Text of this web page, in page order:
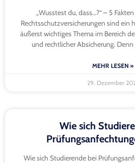
„Wusstest du, dass…?“ – 5
Rechtsschutzversicherungen sind ein
äußerst wichtiges Thema im Bereich
und rechtlicher Absicherung.
MEHR LESEN »
29. Dezember
Wie sich
Wie sich Studierende bei